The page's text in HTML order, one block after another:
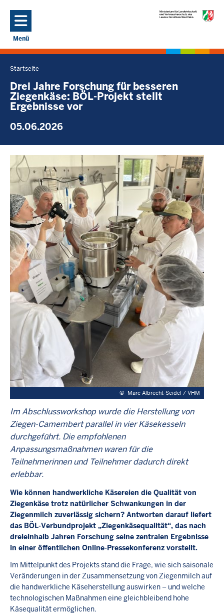
Menü
Navigation aktivieren/deaktivieren: Hauptmenü
Sie
befinden
sich
hier
Startseite
Drei Jahre Forschung für besseren
Ziegenkäse: BÖL-Projekt stellt
Ergebnisse vor
05.06.2026
© Marc Albrecht-Seidel / VHM
Im Abschlussworkshop wurde die Herstellung von
Ziegen-Camembert parallel in vier Käsekesseln
durchgeführt. Die empfohlenen
Anpassungsmaßnahmen waren für die
Teilnehmerinnen und Teilnehmer dadurch direkt
erlebbar.
Wie können handwerkliche Käsereien die Qualität von
Ziegenkäse trotz natürlicher Schwankungen in der
Ziegenmilch zuverlässig sichern? Antworten darauf liefert
das BÖL-Verbundprojekt „Ziegenkäsequalität“, das nach
dreieinhalb Jahren Forschung seine zentralen Ergebnisse
in einer öffentlichen Online-Pressekonferenz vorstellt.
Im Mittelpunkt des Projekts stand die Frage, wie sich saisonale
Veränderungen in der Zusammensetzung von Ziegenmilch auf
die handwerkliche Käseherstellung auswirken – und welche
technologischen Maßnahmen eine gleichbleibend hohe
Käsequalität ermöglichen.